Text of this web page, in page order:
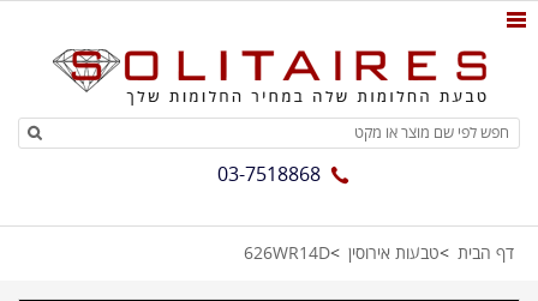
03-7518868
דף הבית טבעות אירוסין 626WR14D